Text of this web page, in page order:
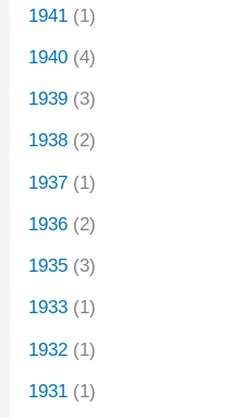
1941 (1)
1940 (4)
1939 (3)
1938 (2)
1937 (1)
1936 (2)
1935 (3)
1933 (1)
1932 (1)
1931 (1)